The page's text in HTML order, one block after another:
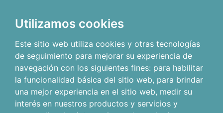
Utilizamos cookies
Este sitio web utiliza cookies y otras tecnologías
de seguimiento para mejorar su experiencia de
navegación con los siguientes fines: para habilitar
la funcionalidad básica del sitio web, para brindar
una mejor experiencia en el sitio web, medir su
interés en nuestros productos y servicios y